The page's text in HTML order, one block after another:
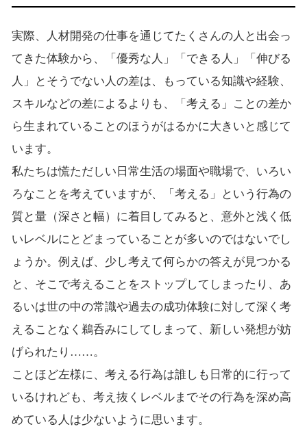
実際、人材開発の仕事を通じてたくさんの人と出会っ
てきた体験から、「優秀な人」「できる人」「伸びる
人」とそうでない人の差は、もっている知識や経験、
スキルなどの差によるよりも、「考える」ことの差か
ら生まれていることのほうがはるかに大きいと感じて
います。
私たちは慌ただしい日常生活の場面や職場で、いろい
ろなことを考えていますが、「考える」という行為の
質と量（深さと幅）に着目してみると、意外と浅く低
いレベルにとどまっていることが多いのではないでし
ょうか。例えば、少し考えて何らかの答えが見つかる
と、そこで考えることをストップしてしまったり、あ
るいは世の中の常識や過去の成功体験に対して深く考
えることなく鵜呑みにしてしまって、新しい発想が妨
げられたり……。
ことほど左様に、考える行為は誰しも日常的に行って
いるけれども、考え抜くレベルまでその行為を深め高
めている人は少ないように思います。